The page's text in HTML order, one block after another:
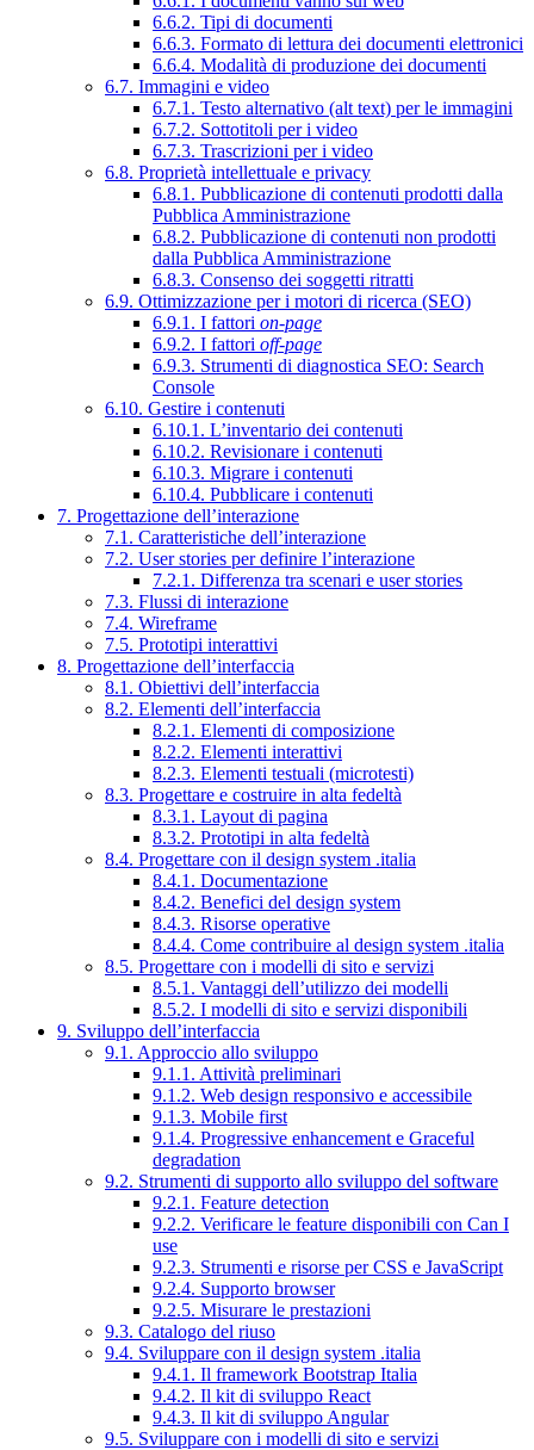
6.6.2. Tipi di documenti
6.6.3. Formato di lettura dei documenti elettronici
6.6.4. Modalità di produzione dei documenti
6.7. Immagini e video
6.7.1. Testo alternativo (alt text) per le immagini
6.7.2. Sottotitoli per i video
6.7.3. Trascrizioni per i video
6.8. Proprietà intellettuale e privacy
6.8.1. Pubblicazione di contenuti prodotti dalla
Pubblica Amministrazione
6.8.2. Pubblicazione di contenuti non prodotti
dalla Pubblica Amministrazione
6.8.3. Consenso dei soggetti ritratti
6.9. Ottimizzazione per i motori di ricerca (SEO)
6.9.1. I fattori on-page
6.9.2. I fattori off-page
6.9.3. Strumenti di diagnostica SEO: Search
Console
6.10. Gestire i contenuti
6.10.1. L’inventario dei contenuti
6.10.2. Revisionare i contenuti
6.10.3. Migrare i contenuti
6.10.4. Pubblicare i contenuti
7. Progettazione dell’interazione
7.1. Caratteristiche dell’interazione
7.2. User stories per definire l’interazione
7.2.1. Differenza tra scenari e user stories
7.3. Flussi di interazione
7.4. Wireframe
7.5. Prototipi interattivi
8. Progettazione dell’interfaccia
8.1. Obiettivi dell’interfaccia
8.2. Elementi dell’interfaccia
8.2.1. Elementi di composizione
8.2.2. Elementi interattivi
8.2.3. Elementi testuali (microtesti)
8.3. Progettare e costruire in alta fedeltà
8.3.1. Layout di pagina
8.3.2. Prototipi in alta fedeltà
8.4. Progettare con il design system .italia
8.4.1. Documentazione
8.4.2. Benefici del design system
8.4.3. Risorse operative
8.4.4. Come contribuire al design system .italia
8.5. Progettare con i modelli di sito e servizi
8.5.1. Vantaggi dell’utilizzo dei modelli
8.5.2. I modelli di sito e servizi disponibili
9. Sviluppo dell’interfaccia
9.1. Approccio allo sviluppo
9.1.1. Attività preliminari
9.1.2. Web design responsivo e accessibile
9.1.3. Mobile first
9.1.4. Progressive enhancement e Graceful
degradation
9.2. Strumenti di supporto allo sviluppo del software
9.2.1. Feature detection
9.2.2. Verificare le feature disponibili con Can I
use
9.2.3. Strumenti e risorse per CSS e JavaScript
9.2.4. Supporto browser
9.2.5. Misurare le prestazioni
9.3. Catalogo del riuso
9.4. Sviluppare con il design system .italia
9.4.1. Il framework Bootstrap Italia
9.4.2. Il kit di sviluppo React
9.4.3. Il kit di sviluppo Angular
9.5. Sviluppare con i modelli di sito e servizi